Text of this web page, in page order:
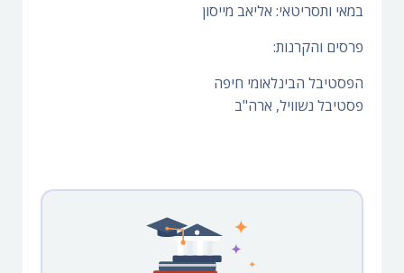
במאי ותסריטאי: אליאב מייסון
פרסים והקרנות:
הפסטיבל הבינלאומי חיפה
פסטיבל נשוויל, ארה"ב